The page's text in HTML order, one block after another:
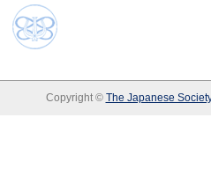
Copyright © The Japanese